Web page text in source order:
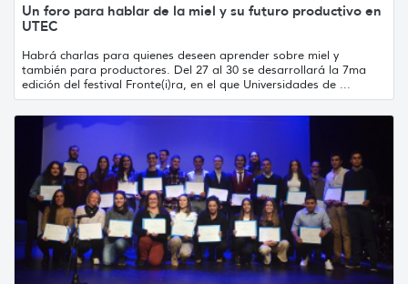
Un foro para hablar de la miel y su futuro productivo en
UTEC
Habrá charlas para quienes deseen aprender sobre miel y
también para productores. Del 27 al 30 se desarrollará la 7ma
edición del festival Fronte(i)ra, en el que Universidades de ...